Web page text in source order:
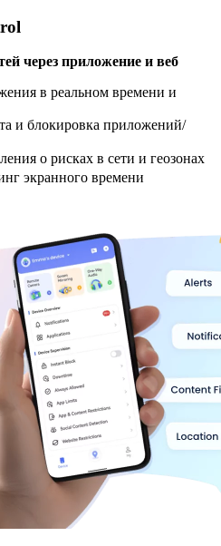
через приложение и веб
в реальном времени и
и блокировка приложений/
о рисках в сети и геозонах
экранного времени